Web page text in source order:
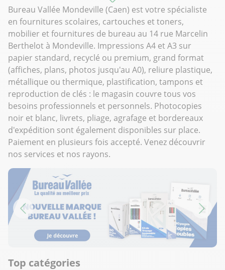
Bureau Vallée Mondeville (Caen) est votre spécialiste
en fournitures scolaires, cartouches et toners,
mobilier et fournitures de bureau au 14 rue Marcelin
Berthelot à Mondeville. Impressions A4 et A3 sur
papier standard, recyclé ou premium, grand format
(affiches, plans, photos jusqu'au A0), reliure plastique,
métallique ou thermique, plastification, tampons et
reproduction de clés : le magasin couvre tous vos
besoins professionnels et personnels. Photocopies
noir et blanc, livrets, pliage, agrafage et bordereaux
d'expédition sont également disponibles sur place.
Paiement en plusieurs fois accepté. Venez découvrir
nos services et nos rayons.
Top catégories